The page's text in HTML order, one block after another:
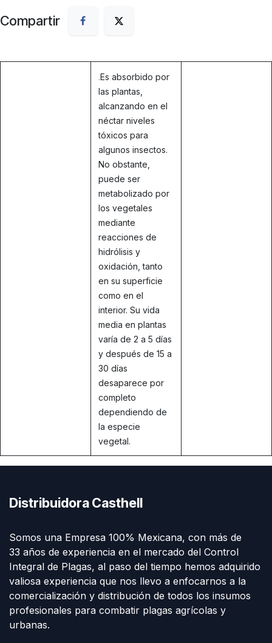
Compartir
.Es absorbido por
las plantas,
alcanzando en el
néctar niveles
tóxicos para
algunos insectos.
No obstante,
puede ser
metabolizado por
los vegetales
mediante
reacciones de
hidrólisis y
oxidación, tanto
en su superficie
como en el
interior. Su vida
media en plantas
varía de 2 a 5 días
y después de 15 a
30 días
desaparece por
completo
dependiendo de
la especie
vegetal.
Distribuidora Casthell
Somos una Empresa 100% Mexicana, con más de
33 años de experiencia en el mercado del Control
Integral de Plagas, al paso del tiempo hemos adquirido
valiosa experiencia que nos llevo a enfocarnos a la
comercialización y distribución de todos los insumos
profesionales para combatir plagas agrícolas y
urbanas.